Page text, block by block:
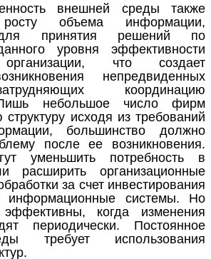
внешней среды также
объема информации,
для принятия решений по
уровня эффективности
организации, что создает
непредвиденных
координацию
Лишь небольшое число фирм
исходя из требований
большинство должно
после ее возникновения.
уменьшить потребность в
расширить организационные
за счет инвестирования
информационные системы. Но
когда изменения
периодически. Постоянное
требует использования